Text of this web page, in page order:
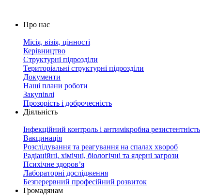
Про нас
Місія, візія, цінності
Керівництво
Структурні підрозділи
Територіальні структурні підрозділи
Документи
Наші плани роботи
Закупівлі
Прозорість і доброчесність
Діяльність
Інфекційний контроль і антимікробна резистентність
Вакцинація
Розслідування та реагування на спалах хвороб
Радіаційні, хімічні, біологічні та ядерні загрози
Психічне здоров’я
Лабораторні дослідження
Безперервний професійний розвиток
Громадянам